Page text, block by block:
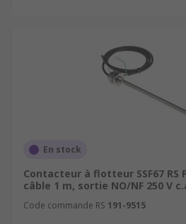
En stock
Contacteur à flotteur SSF67 RS
câble 1 m, sortie NO/NF 250 V
Code commande RS 191-9515